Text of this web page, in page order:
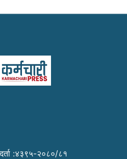
:४३९५-२०८०/८१